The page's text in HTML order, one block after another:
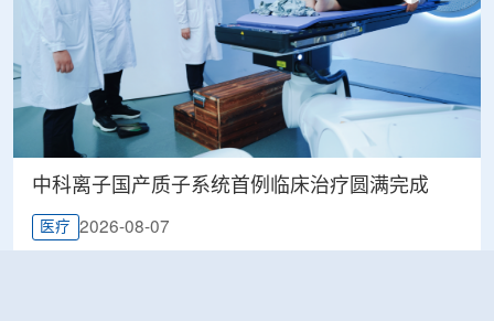
中科离子国产质子系统首例临床治疗圆满完成
医疗 2026-08-07